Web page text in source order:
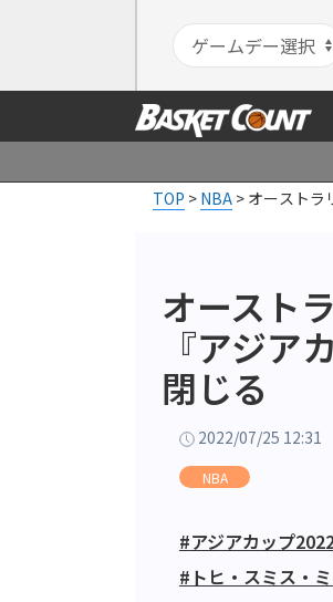
TOP > NBA > オーストラ
オースト
『アジ
閉じる
2022/07/25 12:31
NBA
#アジアカップ
#トヒ・スミス・